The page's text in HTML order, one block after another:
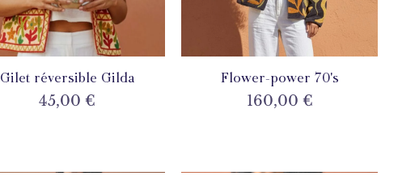
Aperçu rapide
Gilet réversible Gilda
Prix
45,00 €
Aperçu rapide
Flower-power 70's
Prix
160,00 €